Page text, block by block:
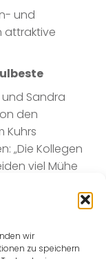
wir
zu speichern
und
attraktive
Sandra
den
Kuhrs
„Die Kollegen
viel Mühe
haben
teil. Er ist